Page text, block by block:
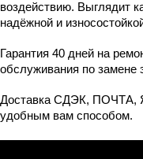
воздействию. Выглядит
надёжной и
Гарантия 40 дней на
обслуживания по замене
Доставка СДЭК, ПОЧТА,
удобным вам способом.